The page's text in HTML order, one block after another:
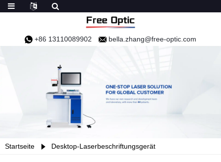
+86 13110089902 bella.zhang@free-optic.com
Startseite Desktop-Laserbeschriftungsgerät